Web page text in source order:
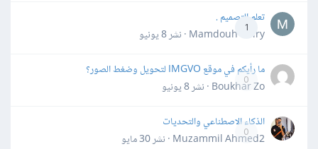
1
تعلم التصميم .
Mamdouh Khiry · نشر
8 يونيو
0
ما رأيكم في موقع IMGVO لتحويل وضغط الصور؟
Boukhar Zo · نشر
8 يونيو
0
الذكاء الاصطناعي والتحديات
Muzammil Ahmed2 · نشر
30 مايو